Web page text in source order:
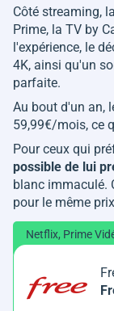
Côté streaming,
Prime, la TV by
l'expérience, le
4K, ainsi qu'un
parfaite.
Au bout d'un an,
59,99€/mois, ce
Pour ceux qui
possible de lui
blanc immaculé.
pour le même
Netflix, Prime